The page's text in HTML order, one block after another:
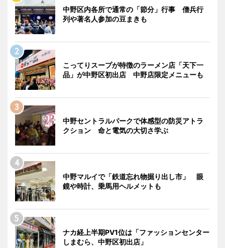
中野区内各所で通常の「節分」行事 僧兵行
列や著名人参加の豆まきも
こってりスープが特徴のラーメン店「天下一
品」が中野区初出店 中野店限定メニューも
中野セントラルパークで体感型の防災アトラ
クション 命と電気の大切さ学ぶ
中野マルイで「鉄道忘れ物掘り出し市」 眼
鏡や時計、乗馬用ヘルメットも
ナカ経上半期PV1位は「ファッションセンター
しまむら、中野区初出店」